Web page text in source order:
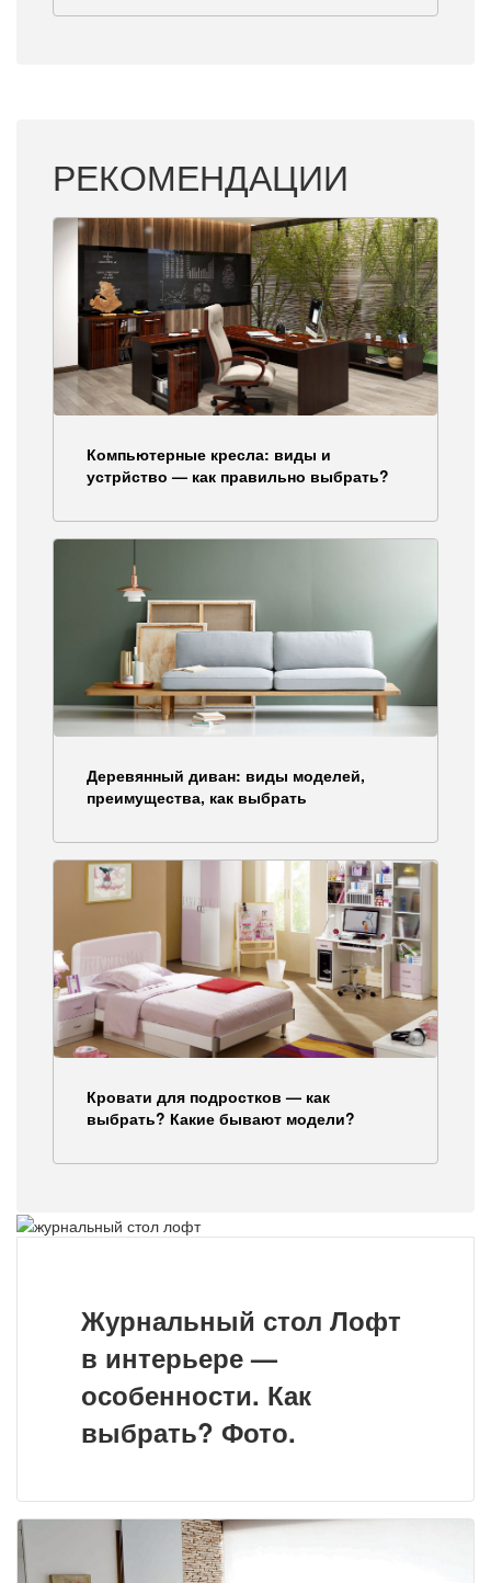
РЕКОМЕНДАЦИИ
Компьютерные кресла: виды и
устрйство — как правильно выбрать?
Деревянный диван: виды моделей,
преимущества, как выбрать
Кровати для подростков — как
выбрать? Какие бывают модели?
Журнальный стол Лофт
в интерьере —
особенности. Как
выбрать? Фото.